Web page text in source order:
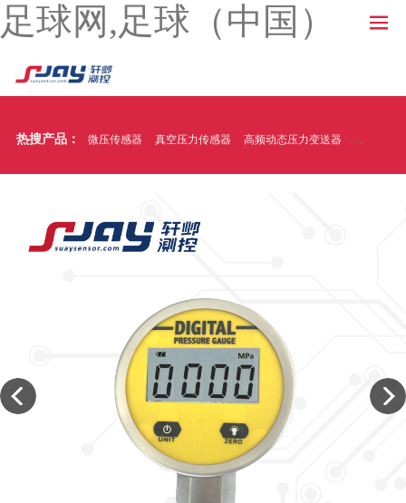
足球网,足球（中国）
热搜产品： 微压传感器 真空压力传感器 高频动态压力变送器 温压一体